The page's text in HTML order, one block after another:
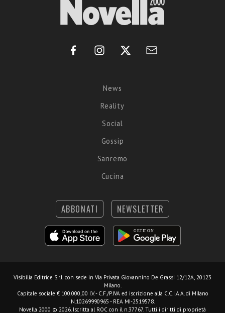
News
Reality
Social
Gossip
Sanremo
Cucina
ABBONATI NEWSLETTER
Visibilia Editrice S.r.l. con sede in Via Privata Giovannino De Grassi 12/12A, 20123
Milano.
Capitale sociale € 100.000,00 I.V. - C.F./P.IVA ed iscrizione alla C.C.I.A.A. di Milano
N.10269990965 - REA MI-2519578.
Novella 2000 © 2026. Iscritta al ROC con il n.37767. Tutti i diritti di proprietà